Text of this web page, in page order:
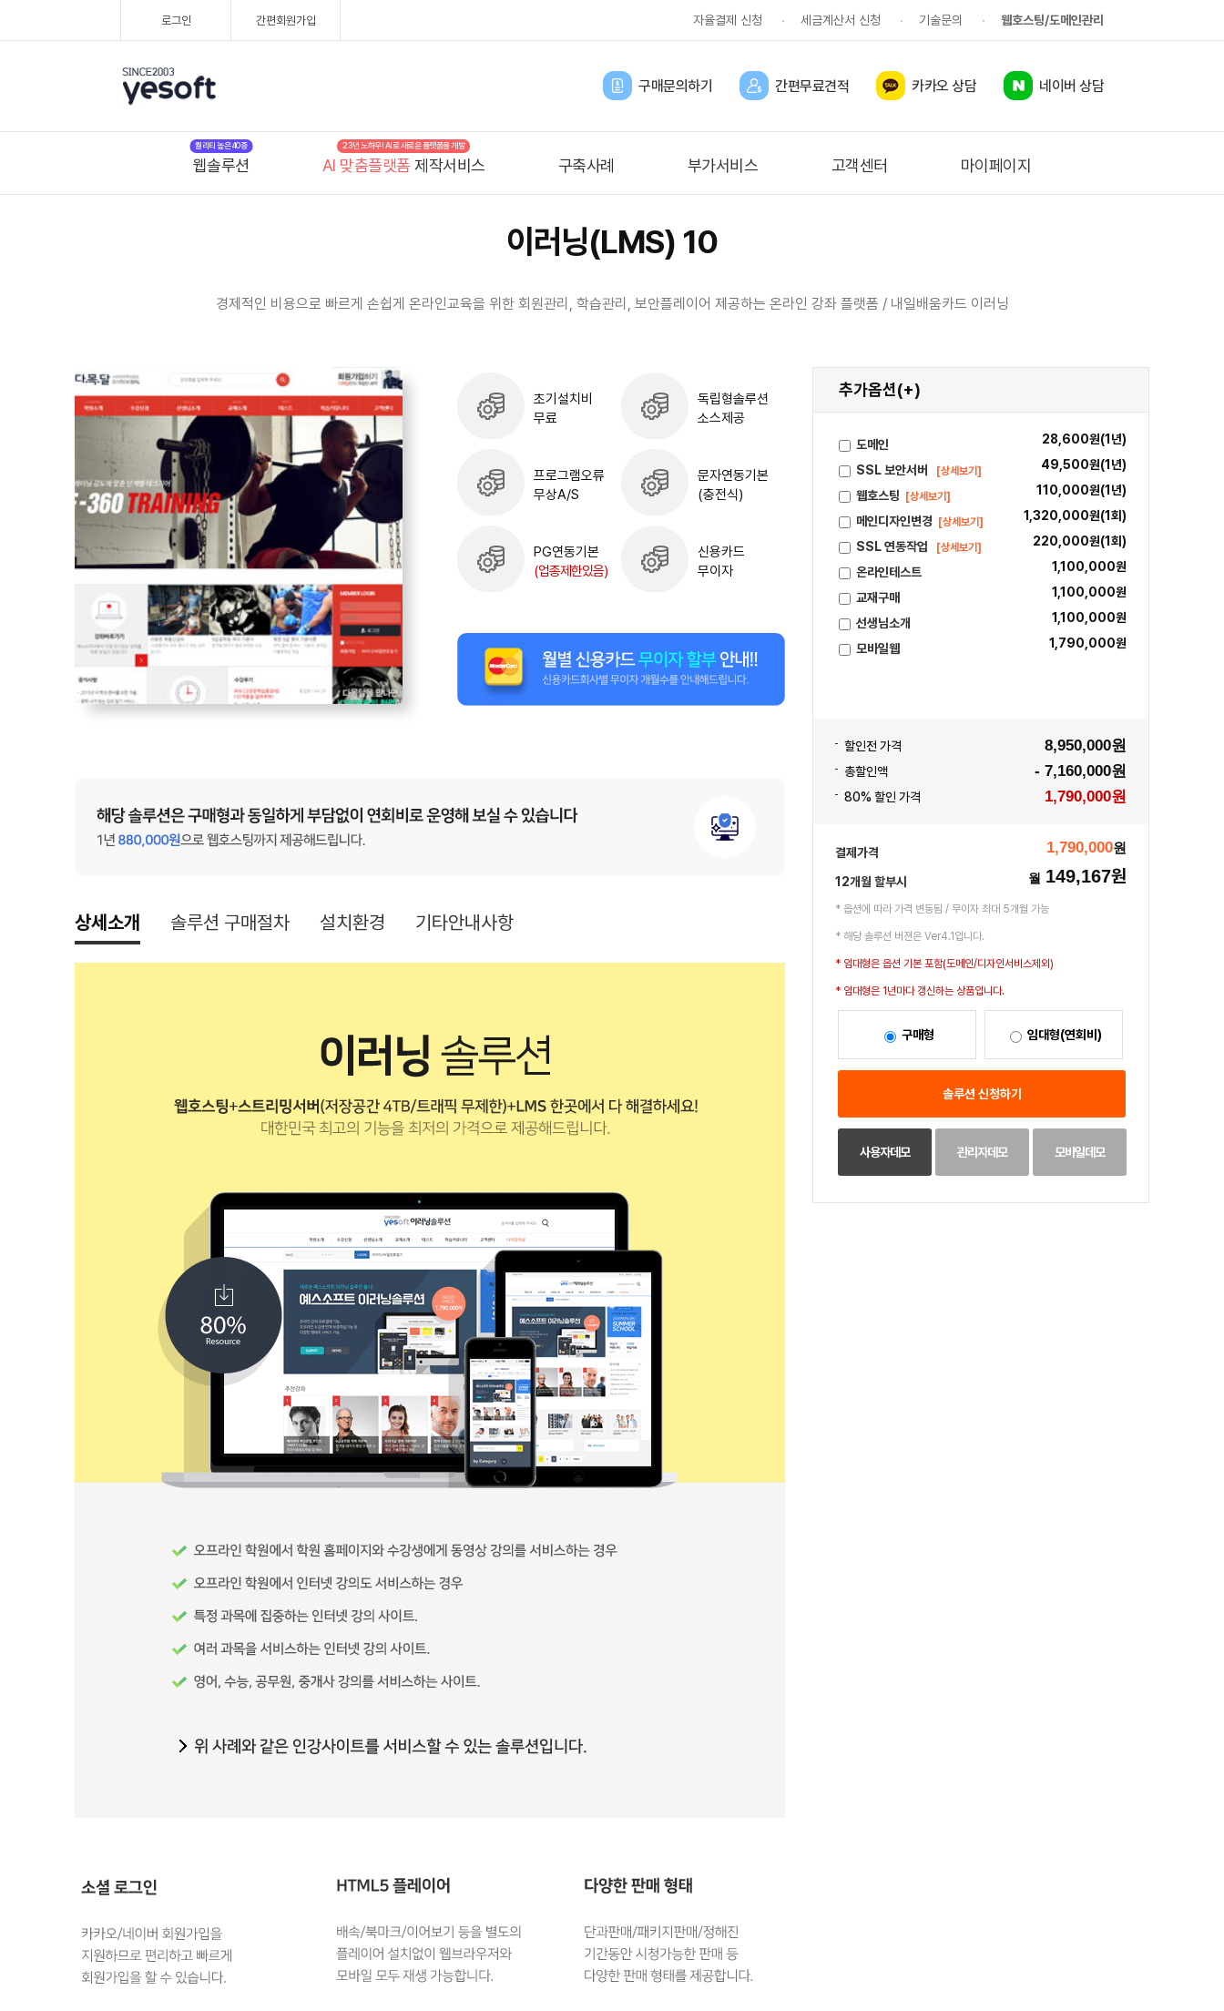
로그인 간편회원가입 웹호스팅/도메인관리
기술문의
세금계산서 신청
자율결제 신청
네이버 상담
카카오 상담
간편무료견적
구매문의하기
웹솔루션
퀄리티 높은 40종
AI 맞춤플랫폼 제작서비스
23년 노하우! AI로 새로운 플랫폼을 개발
구축사례 부가서비스 고객센터 마이페이지
이러닝(LMS) 10
경제적인 비용으로 빠르게 손쉽게 온라인교육을 위한 회원관리, 학습관리, 보안플레이어 제공하는 온라인 강좌 플랫폼 / 내일배움카드 이러닝
초기설치비
무료
독립형솔루션
소스제공
프로그램오류
무상A/S
문자연동기본
(충전식)
PG연동기본
(업종제한있음)
신용카드
무이자
상세소개 솔루션 구매절차 설치환경 기타안내사항
추가옵션(+)
도메인 28,600원(1년)
SSL 보안서버 [상세보기] 49,500원(1년)
웹호스팅 [상세보기] 110,000원(1년)
메인디자인변경 [상세보기] 1,320,000원(1회)
SSL 연동작업 [상세보기] 220,000원(1회)
온라인테스트 1,100,000원
교재구매 1,100,000원
선생님소개 1,100,000원
모바일웹 1,790,000원
할인전 가격 8,950,000원
총할인액 - 7,160,000원
80% 할인 가격 1,790,000원
결제가격 1,790,000원
12개월 할부시 월 149,167원
* 옵션에 따라 가격 변동됨 / 무이자 최대 5개월 가능
* 해당 솔루션 버젼은 Ver4.1입니다.
* 임대형은 옵션 기본 포함(도메인/디자인서비스제외)
* 임대형은 1년마다 갱신하는 상품입니다.
구매형 임대형(연회비)
솔루션 신청하기
사용자데모 관리자데모 모바일데모